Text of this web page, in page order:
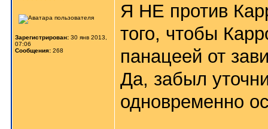
Зарегистрирован: 30 янв 2013,
07:06
Сообщения: 268
Я НЕ против
того, чтобы
панацеей от
Да, забыл
одновременно